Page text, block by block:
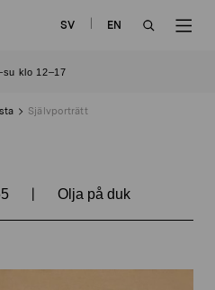
SV
EN
klo 12–17
Självporträtt
| Olja på duk